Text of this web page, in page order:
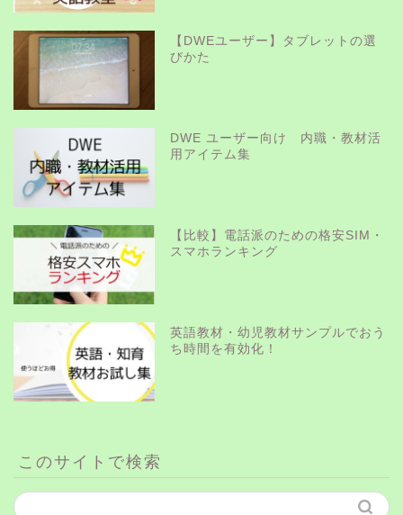
【DWEユーザー】タブレットの選
びかた
DWE ユーザー向け 内職・教材活
用アイテム集
【比較】電話派のための格安SIM・
スマホランキング
英語教材・幼児教材サンプルでおう
ち時間を有効化！
このサイトで検索